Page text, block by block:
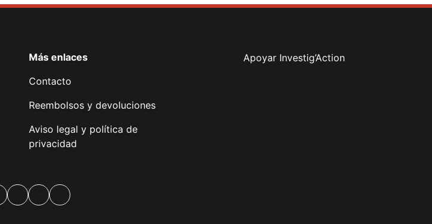
Más enlaces
Contacto
Reembolsos y devoluciones
Aviso legal y política de
privacidad
Apoyar Investig’Action